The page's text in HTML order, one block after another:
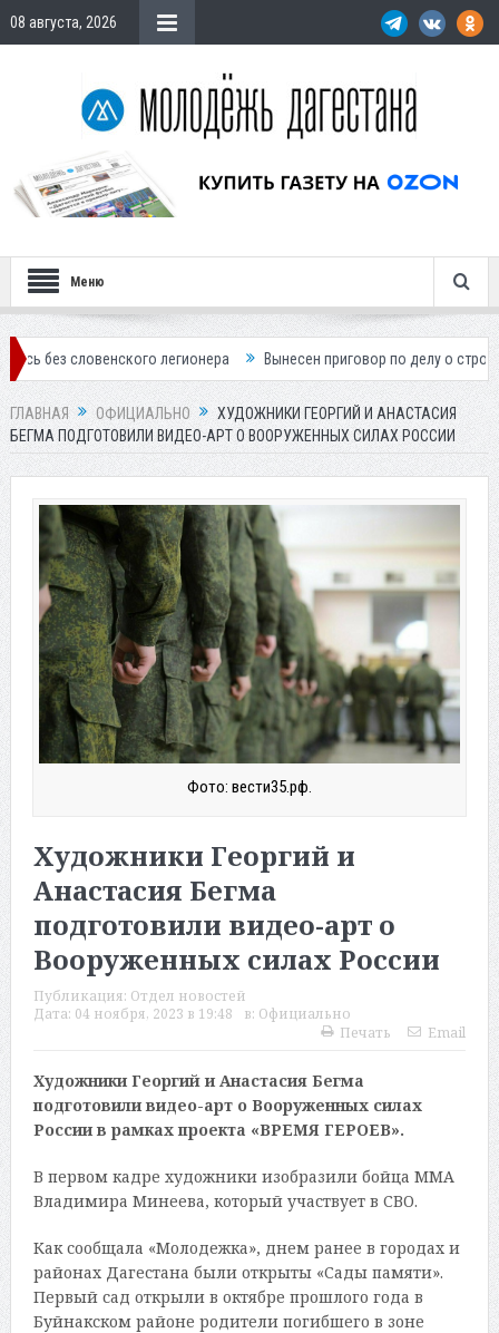
08 августа, 2026
Меню
легионера Вынесен приговор по делу о строительстве
ГЛАВНАЯ ОФИЦИАЛЬНО
ХУДОЖНИКИ ГЕОРГИЙ И АНАСТАСИЯ
БЕГМА ПОДГОТОВИЛИ ВИДЕО-АРТ О ВООРУЖЕННЫХ СИЛАХ РОССИИ
Фото: вести35.рф.
Художники Георгий и
Анастасия Бегма
подготовили видео-арт о
Вооруженных силах России
Публикация: Отдел новостей
Дата: 04 ноября, 2023 в 19:48 в: Официально
Печать
Email
Художники Георгий и Анастасия Бегма
подготовили видео-арт о Вооруженных силах
России в рамках проекта «ВРЕМЯ ГЕРОЕВ».
В первом кадре художники изобразили бойца ММА
Владимира Минеева, который участвует в СВО.
Как сообщала «Молодежка», днем ранее в городах и
районах Дагестана были открыты «Сады памяти».
Первый сад открыли в октябре прошлого года в
Буйнакском районе родители погибшего в зоне